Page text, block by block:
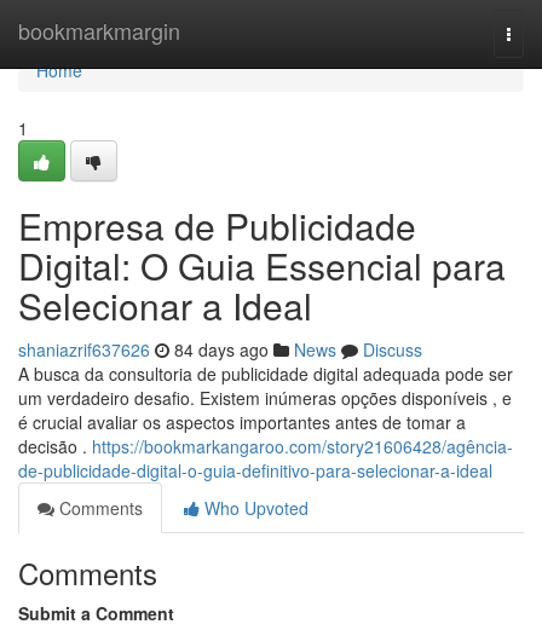
bookmarkmargin
Home
Home
1
Empresa de Publicidade
Digital: O Guia Essencial para
Selecionar a Ideal
shaniazrif637626 84 days ago News
Discuss
A busca da consultoria de publicidade digital adequada pode ser
um verdadeiro desafio. Existem inúmeras opções disponíveis , e
é crucial avaliar os aspectos importantes antes de tomar a
decisão . https://bookmarkangaroo.com/story21606428/agência-
de-publicidade-digital-o-guia-definitivo-para-selecionar-a-ideal
Comments
Who Upvoted
Comments
Submit a Comment